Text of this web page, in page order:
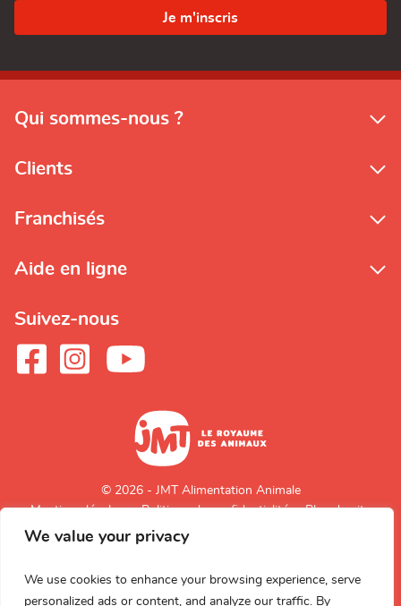
We value your privacy
We use cookies to enhance your browsing experience, serve
personalized ads or content, and analyze our traffic. By
Qui sommes-nous ?
Clients
Franchisés
Aide en ligne
Suivez-nous
© 2026 - JMT Alimentation Animale
Mentions légales
Politique de confidentialité Plan du site